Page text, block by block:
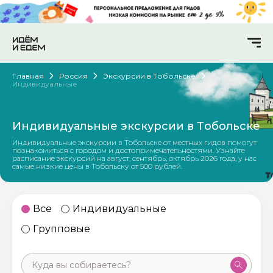
Главная Россия
Экскурсии в Тобольске
Индивидуальные
Индивидуальные экскурсии в Тобольске
Индивидуальные экскурсии в Тобольске от местных гидов помогут
познакомиться с городом и достопримечательностями. Узнайте
расписание экскурсий на август, сентябрь, октябрь 2026 года, у нас
самые низкие цены в Тобольску от 500 рублей.
Все
Индивидуальные
Групповые